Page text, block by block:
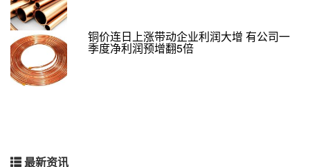
铜价连日上涨带动企业利润大增 有公司一
季度净利润预增翻5倍
最新资讯